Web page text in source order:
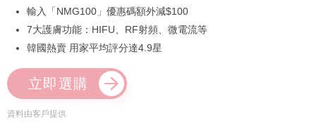
輸入「NMG100」優惠碼額外減$100
7大護膚功能：HIFU、RF射頻、微電流等
韓國熱賣 用家平均評分達4.9星
立即選購
資料由客戶提供